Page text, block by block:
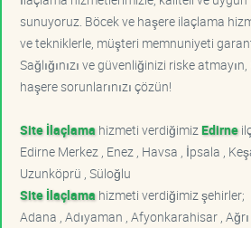
sunuyoruz. Böcek ve haşere ilaçlama
ve tekniklerle, müşteri memnuniyeti
Sağlığınızı ve güvenliğinizi riske
haşere sorunlarınızı çözün!
Site İlaçlama hizmeti verdiğimiz Edirne
Edirne Merkez , Enez , Havsa , İpsala ,
Uzunköprü , Süloğlu
Site İlaçlama hizmeti verdiğimiz şehirler;
Adana , Adıyaman , Afyonkarahisar , Ağrı